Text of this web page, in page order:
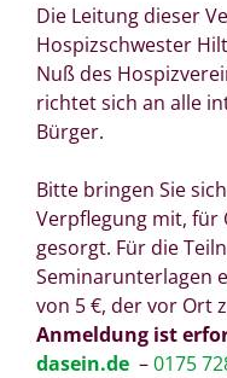
Die Leitung dieser
Hospizschwester
Nuß des
richtet sich an alle
Bürger.
Bitte bringen Sie
Verpflegung mit, für
gesorgt. Für die
Seminarunterlagen
von 5 €, der vor Ort
Anmeldung ist
dasein.de –0175